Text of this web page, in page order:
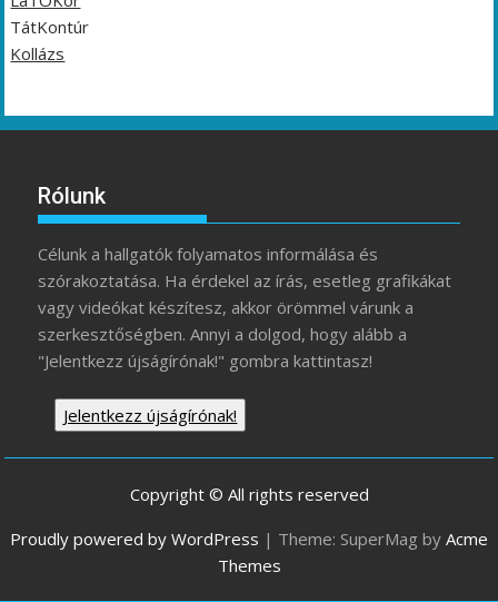
TátKontúr
Kollázs
Rólunk
Célunk a hallgatók folyamatos informálása és
szórakoztatása. Ha érdekel az írás, esetleg grafikákat
vagy videókat készítesz, akkor örömmel várunk a
szerkesztőségben. Annyi a dolgod, hogy alább a
"Jelentkezz újságírónak!" gombra kattintasz!
Jelentkezz újságírónak!
Copyright © All rights reserved
Proudly powered by WordPress | Theme: SuperMag by Acme
Themes